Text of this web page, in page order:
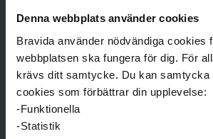
Denna webbplats använder cookies
Bravida använder nödvändiga cookies
webbplatsen ska fungera för dig. För
krävs ditt samtycke. Du kan samtycka
cookies som förbättrar din upplevelse:
-Funktionella
-Statistik
Bravidas integrerade
Bravidas
Säkerheten i en fastighet ska bara
har vi en lång erfarenhet av att jobba